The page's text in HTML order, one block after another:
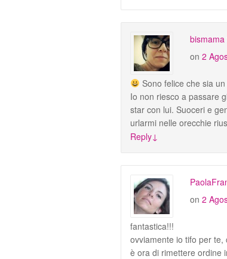
bismama
on 2
Sono felice che sia
Io non riesco a passare
star con lui. Suoceri e
urlarmi nelle orecchie
Reply ↓
on 2
fantastica!!!
ovviamente io tifo per te,
è ora di rimettere ordine